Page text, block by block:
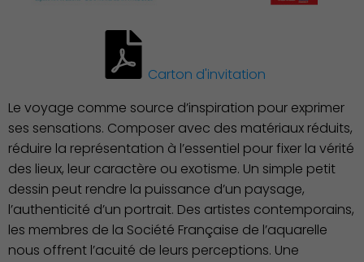
Action Sociale Solidarité
Carton d'invitation
Le voyage comme source d’inspiration pour exprimer
ses sensations. Composer avec des matériaux réduits,
réduire la représentation à l’essentiel pour fixer la vérité
des lieux, leur caractère ou exotisme. Un simple petit
dessin peut rendre la puissance d’un paysage,
l’authenticité d’un portrait. Des artistes contemporains,
les membres de la Société Française de l’aquarelle
nous offrent l’acuité de leurs perceptions. Une